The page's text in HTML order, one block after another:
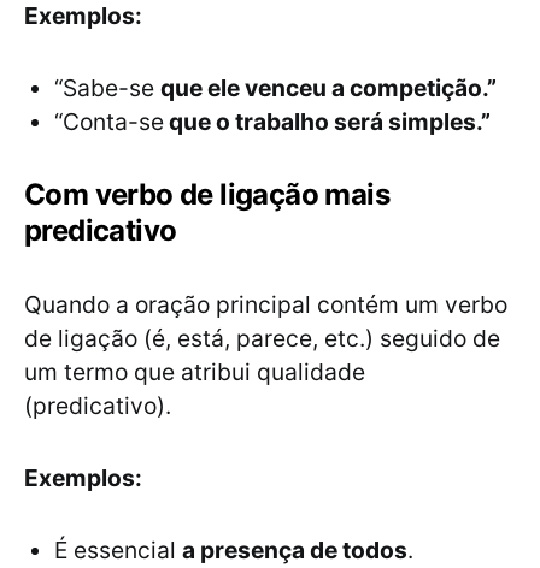
Exemplos:
“Sabe-se que ele venceu a competição.”
“Conta-seque o trabalho será simples.”
Com verbo de ligação mais
predicativo
Quando a oração principal contém um verbo
de ligação (é, está, parece, etc.) seguido de
um termo que atribui qualidade
(predicativo).
Exemplos:
É essencial a presença de todos.